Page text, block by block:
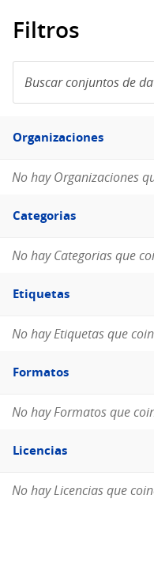
Filtros
conjuntos
de
Filtro
Organizaciones
Organizaciones
No hay Organizaciones
Filtro
Categorias
Categorias
No hay Categorias que
Filtro
Etiquetas
Etiquetas
No hay Etiquetas que
Filtro
Formatos
Formatos
No hay Formatos que
Filtro
Licencias
Licencias
No hay Licencias que